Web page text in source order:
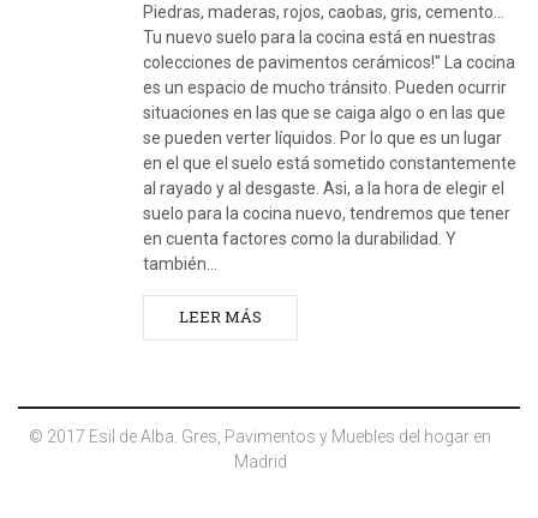
Piedras, maderas, rojos, caobas, gris, cemento...
Tu nuevo suelo para la cocina está en nuestras
colecciones de pavimentos cerámicos!" La cocina
es un espacio de mucho tránsito. Pueden ocurrir
situaciones en las que se caiga algo o en las que
se pueden verter líquidos. Por lo que es un lugar
en el que el suelo está sometido constantemente
al rayado y al desgaste. Asi, a la hora de elegir el
suelo para la cocina nuevo, tendremos que tener
en cuenta factores como la durabilidad. Y
también…
LEER MÁS
© 2017 Esil de Alba. Gres, Pavimentos y Muebles del hogar en
Madrid